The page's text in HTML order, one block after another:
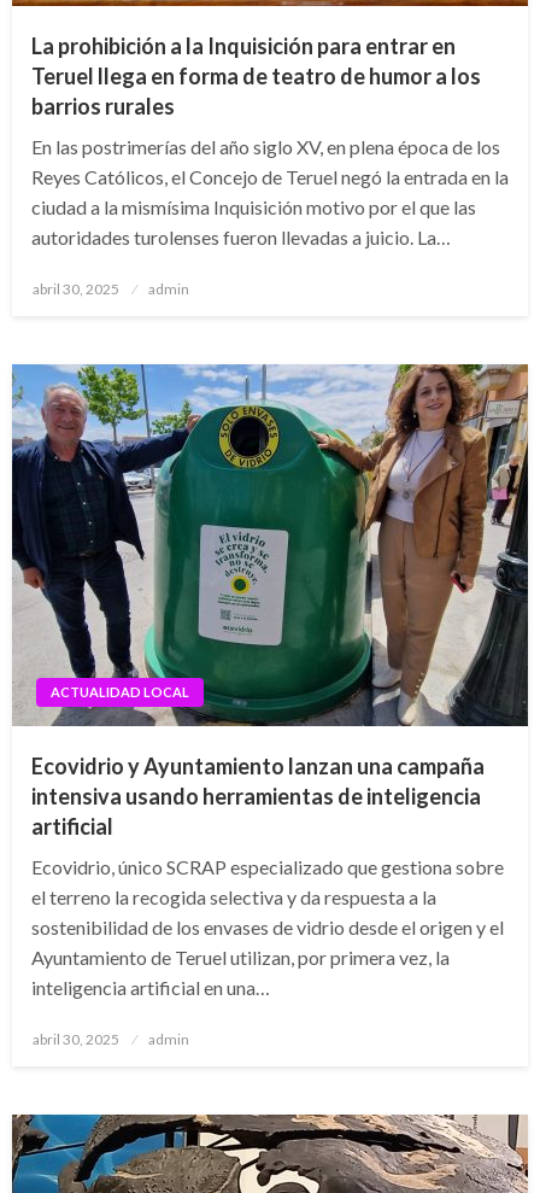
La prohibición a la Inquisición para entrar en
Teruel llega en forma de teatro de humor a los
barrios rurales
En las postrimerías del año siglo XV, en plena época de los
Reyes Católicos, el Concejo de Teruel negó la entrada en la
ciudad a la mismísima Inquisición motivo por el que las
autoridades turolenses fueron llevadas a juicio. La…
Publicado
abril 30, 2025 admin
ACTUALIDAD LOCAL
Ecovidrio y Ayuntamiento lanzan una campaña
intensiva usando herramientas de inteligencia
artificial
Ecovidrio, único SCRAP especializado que gestiona sobre
el terreno la recogida selectiva y da respuesta a la
sostenibilidad de los envases de vidrio desde el origen y el
Ayuntamiento de Teruel utilizan, por primera vez, la
inteligencia artificial en una…
Publicado
abril 30, 2025 admin